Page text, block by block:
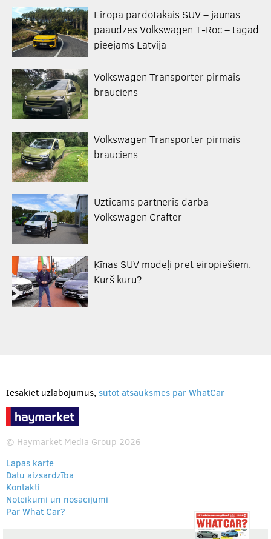
Eiropā pārdotākais SUV – jaunās
paaudzes Volkswagen T-Roc – tagad
pieejams Latvijā
Volkswagen Transporter pirmais
brauciens
Volkswagen Transporter pirmais
brauciens
Uzticams partneris darbā –
Volkswagen Crafter
Ķīnas SUV modeļi pret eiropiešiem.
Kurš kuru?
Iesakiet uzlabojumus, sūtot atsauksmes par WhatCar
© Haymarket Media Group 2026
Lapas karte
Datu aizsardzība
Kontakti
Noteikumi un nosacījumi
Par What Car?